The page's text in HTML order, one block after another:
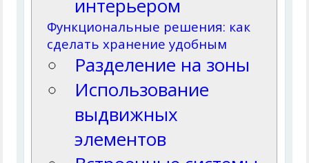
интерьером
Функциональные решения: как
сделать хранение удобным
Разделение на зоны
Использование
выдвижных
элементов